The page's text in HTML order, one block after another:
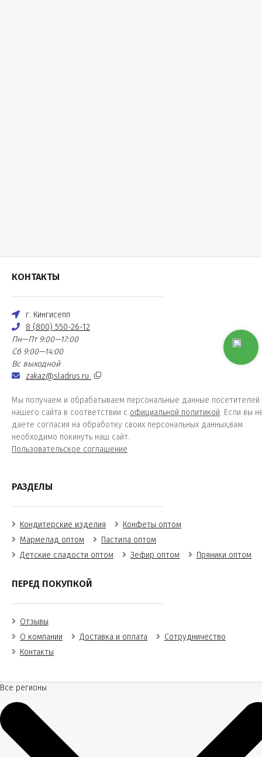
КОНТАКТЫ
г. Кингисепп
8 (800) 550-26-12
Пн—Пт 9:00—17:00
Сб 9:00—14:00
Вс выходной
zakaz@sladrus.ru
Мы получаем и обрабатываем персональные данные посетителей
нашего сайта в соответствии с официальной политикой. Если вы
даете согласия на обработку своих персональных данных,вам
необходимо покинуть наш сайт.
Пользовательское соглашение
РАЗДЕЛЫ
Кондитерские изделия
Конфеты оптом
Мармелад оптом
Пастила оптом
Детские сладости оптом
Зефир оптом Пряники оптом
ПЕРЕД ПОКУПКОЙ
Отзывы
О компании
Доставка и оплата
Сотрудничество
Контакты
Все регионы